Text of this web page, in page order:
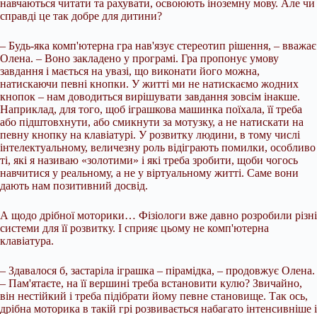
навчаються читати та рахувати, освоюють іноземну мову. Але чи
справді це так добре для дитини?
– Будь-яка комп'ютерна гра нав'язує стереотип рішення, – вважає
Олена. – Воно закладено у програмі. Гра пропонує умову
завдання і мається на увазі, що виконати його можна,
натискаючи певні кнопки. У житті ми не натискаємо жодних
кнопок – нам доводиться вирішувати завдання зовсім інакше.
Наприклад, для того, щоб іграшкова машинка поїхала, її треба
або підштовхнути, або смикнути за мотузку, а не натискати на
певну кнопку на клавіатурі. У розвитку людини, в тому числі
інтелектуальному, величезну роль відіграють помилки, особливо
ті, які я називаю «золотими» і які треба зробити, щоби чогось
навчитися у реальному, а не у віртуальному житті. Саме вони
дають нам позитивний досвід.
А щодо дрібної моторики… Фізіологи вже давно розробили різні
системи для її розвитку. І сприяє цьому не комп'ютерна
клавіатура.
– Здавалося б, застаріла іграшка – пірамідка, – продовжує Олена.
– Пам'ятаєте, на її вершині треба встановити кулю? Звичайно,
він нестійкий і треба підібрати йому певне становище. Так ось,
дрібна моторика в такій грі розвивається набагато інтенсивніше і